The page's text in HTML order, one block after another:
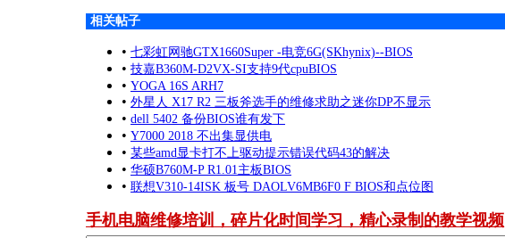
相关帖子
• 七彩虹网驰GTX1660Super -电竞6G(SKhynix)--BIOS
• 技嘉B360M-D2VX-SI支持9代cpuBIOS
• YOGA 16S ARH7
• 外星人 X17 R2 三板斧选手的维修求助之迷你DP不显示
• dell 5402 备份BIOS谁有发下
• Y7000 2018 不出集显供电
• 某些amd显卡打不上驱动提示错误代码43的解决
• 华硕B760M-P R1.01主板BIOS
• 联想V310-14ISK 板号 DAOLV6MB6F0 F BIOS和点位图
手机电脑维修培训，碎片化时间学习，精心录制的教学视频